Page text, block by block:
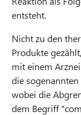
entsteht.
Nicht zu den
Produkte
mit einem
die
wobei die
dem Begriff